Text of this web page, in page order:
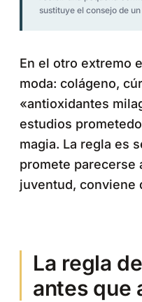
sustituye el consejo de
En el otro extremo
moda: colágeno,
«antioxidantes
estudios
magia. La regla es
promete parecerse
juventud, conviene
La regla
antes que